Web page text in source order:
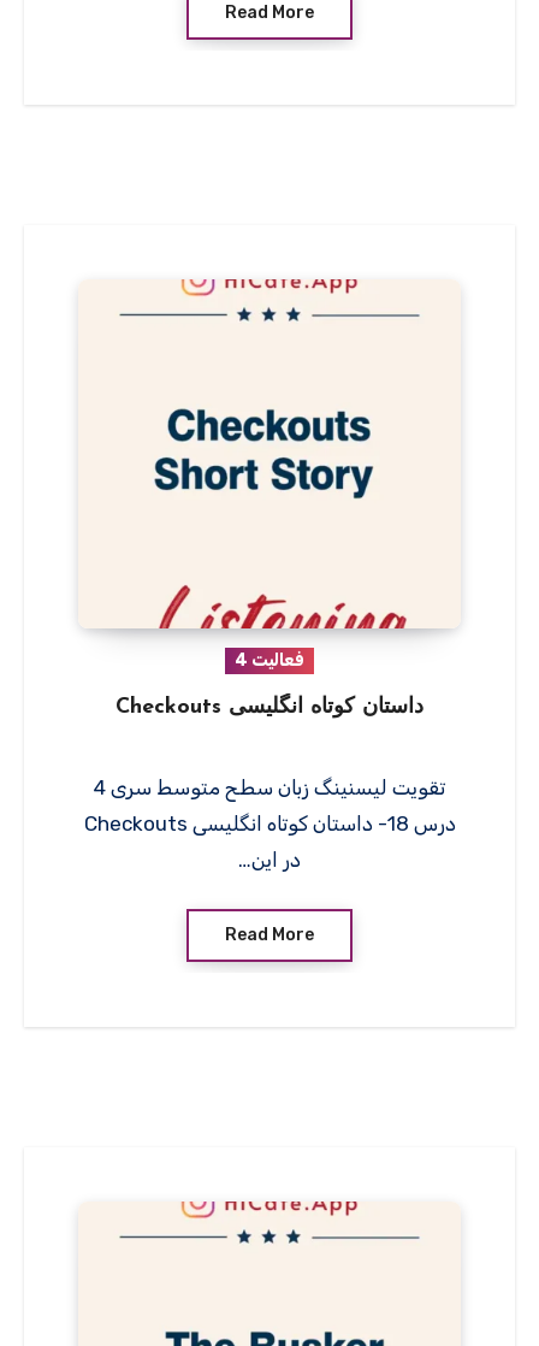
Read More
فعالیت 4
داستان کوتاه انگلیسی Checkouts
تقویت لیسنینگ زبان سطح متوسط سری 4
درس 18- داستان کوتاه انگلیسی Checkouts
در این…
Read More